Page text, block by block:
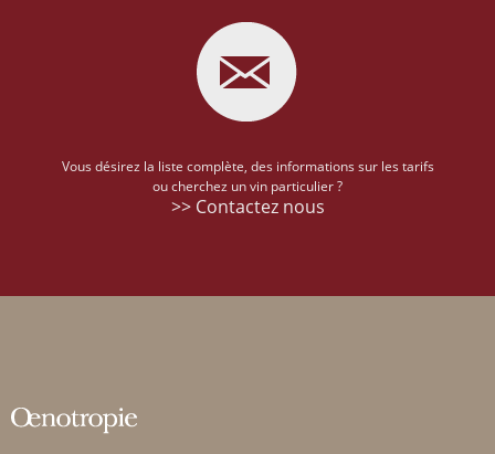
Vous désirez la liste complète, des informations sur les tarifs
ou cherchez un vin particulier ?
>> Contactez nous